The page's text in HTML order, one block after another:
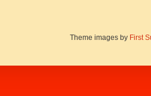
Theme images by First